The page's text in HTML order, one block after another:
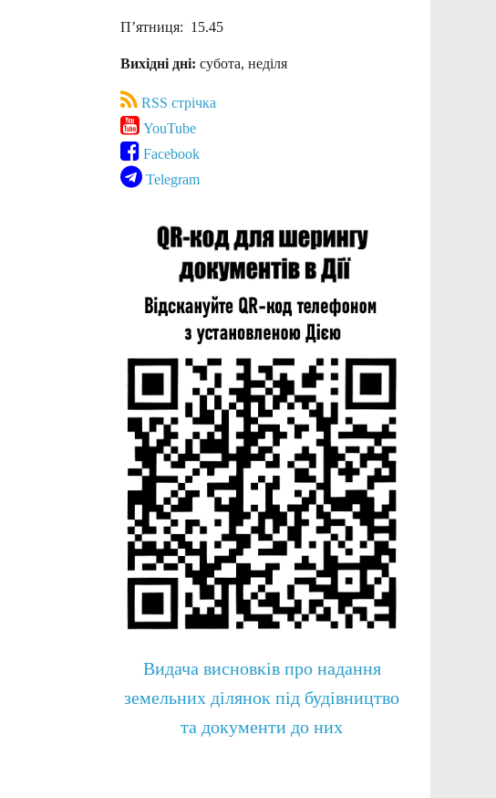
П’ятниця: 15.45
Вихідні дні: субота, неділя
RSS стрічка
YouTube
Facebook
Telegram
Видача висновків про надання
земельних ділянок під будівництво
та документи до них